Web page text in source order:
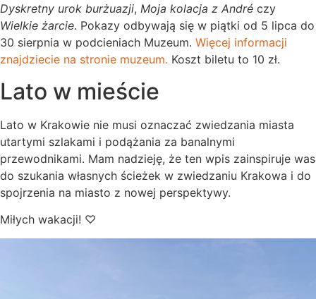
Dyskretny urok burżuazji, Moja kolacja z André czy
Wielkie żarcie. Pokazy odbywają się w piątki od 5 lipca do
30 sierpnia w podcieniach Muzeum. Więcej informacji
znajdziecie na stronie muzeum. Koszt biletu to 10 zł.
Lato w mieście
Lato w Krakowie nie musi oznaczać zwiedzania miasta
utartymi szlakami i podążania za banalnymi
przewodnikami. Mam nadzieję, że ten wpis zainspiruje was
do szukania własnych ścieżek w zwiedzaniu Krakowa i do
spojrzenia na miasto z nowej perspektywy.
Miłych wakacji! ♡